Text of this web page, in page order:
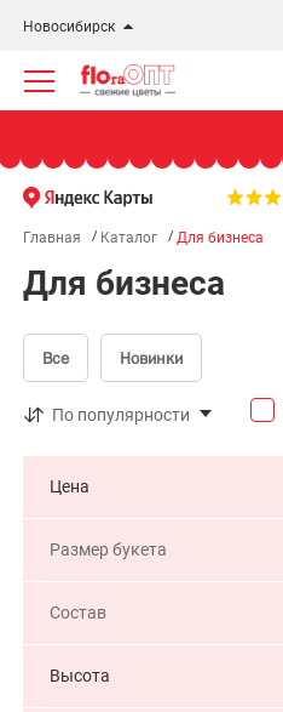
Новосибирск
Новосибирск
Бердск
Главная Каталог Для бизнеса
Для бизнеса
Все Новинки
По популярности
Цена
Размер букета
Состав
Высота